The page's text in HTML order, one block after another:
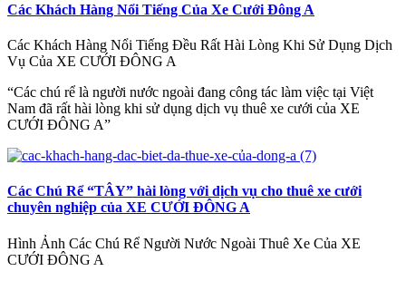
Các Khách Hàng Nổi Tiếng Của Xe Cưới Đông A
Các Khách Hàng Nổi Tiếng Đều Rất Hài Lòng Khi Sử Dụng Dịch
Vụ Của XE CƯỚI ĐÔNG A
“Các chú rể là người nước ngoài đang công tác làm việc tại Việt
Nam đã rất hài lòng khi sử dụng dịch vụ thuê xe cưới của XE
CƯỚI ĐÔNG A”
Các Chú Rể “TÂY” hài lòng với dịch vụ cho thuê xe cưới
chuyên nghiệp của XE CƯỚI ĐÔNG A
Hình Ảnh Các Chú Rể Người Nước Ngoài Thuê Xe Của XE
CƯỚI ĐÔNG A